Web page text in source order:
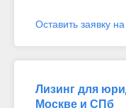
Оставить заявку
Лизинг для
Москве и СПб